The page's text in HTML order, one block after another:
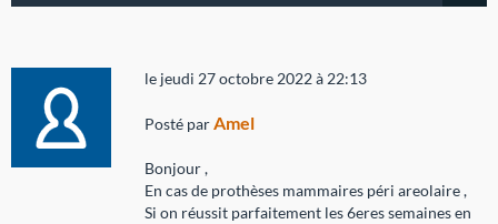
le jeudi 27 octobre 2022 à 22:13
Posté parAmel
Bonjour ,
En cas de prothèses mammaires péri areolaire ,
Si on réussit parfaitement les 6eres semaines en